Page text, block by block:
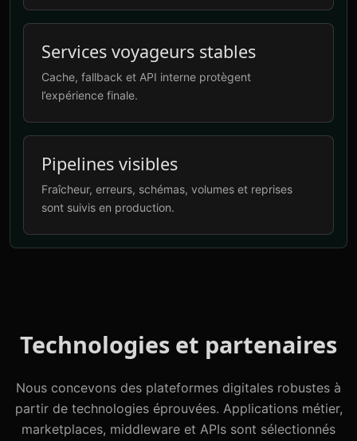
Services voyageurs stables
Cache, fallback et API interne protègent
l’expérience finale.
Pipelines visibles
Fraîcheur, erreurs, schémas, volumes et reprises
sont suivis en production.
Technologies et partenaires
Nous concevons des plateformes digitales robustes à
partir de technologies éprouvées. Applications métier,
marketplaces, middleware et APIs sont sélectionnés